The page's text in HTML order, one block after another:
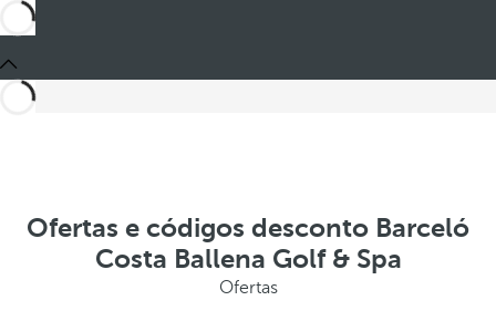
Ofertas e códigos desconto Barceló
Costa Ballena Golf & Spa
Ofertas